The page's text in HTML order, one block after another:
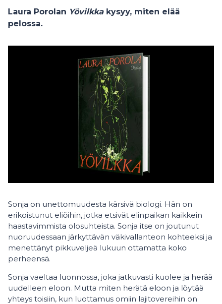
Laura Porolan Yövilkkakysyy, miten elää
pelossa.
Sonja on unettomuudesta kärsivä biologi. Hän on
erikoistunut eliöihin, jotka etsivät elinpaikan kaikkein
haastavimmista olosuhteista. Sonja itse on joutunut
nuoruudessaan järkyttävän väkivallanteon kohteeksi ja
menettänyt pikkuveljeä lukuun ottamatta koko
perheensä.
Sonja vaeltaa luonnossa, joka jatkuvasti kuolee ja herää
uudelleen eloon. Mutta miten herätä eloon ja löytää
yhteys toisiin, kun luottamus omiin lajitovereihin on